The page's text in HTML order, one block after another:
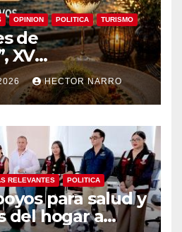
OPINION POLITICA TURISMO
de
XV
de Los Cabos y
consumo
para
BCS
HECTOR NARRO
RELEVANTES POLITICA
para salud y
del hogar a